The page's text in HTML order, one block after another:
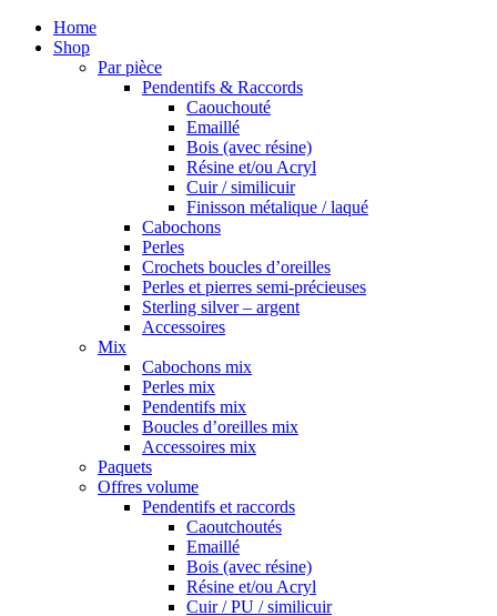
Home
Shop
Par pièce
Pendentifs & Raccords
Caouchouté
Emaillé
Bois (avec résine)
Résine et/ou Acryl
Cuir / similicuir
Finisson métalique / laqué
Cabochons
Perles
Crochets boucles d’oreilles
Perles et pierres semi-précieuses
Sterling silver – argent
Accessoires
Mix
Cabochons mix
Perles mix
Pendentifs mix
Boucles d’oreilles mix
Accessoires mix
Paquets
Offres volume
Pendentifs et raccords
Caoutchoutés
Emaillé
Bois (avec résine)
Résine et/ou Acryl
Cuir / PU / similicuir